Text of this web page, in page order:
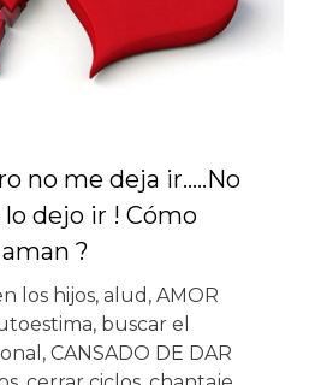
no me deja ir…..No
lo dejo ir ! Cómo
?
los hijos, alud , AMOR
, buscar el
, CANSADO DE DAR